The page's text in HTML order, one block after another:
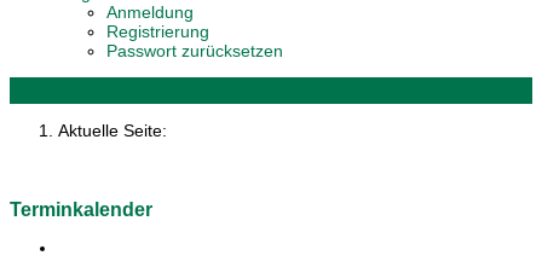
Anmeldung
Registrierung
Passwort zurücksetzen
Aktuelle Seite:
Terminkalender